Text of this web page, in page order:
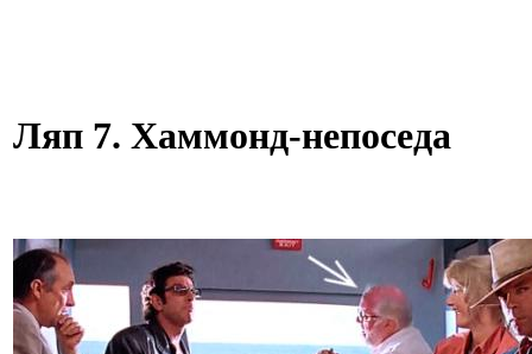
Ляп 7. Хаммонд-непоседа